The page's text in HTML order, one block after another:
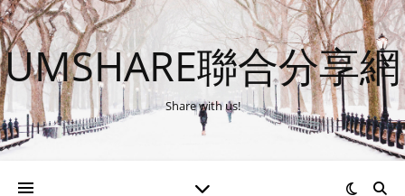
UMSHARE聯合分享網
Share with us!